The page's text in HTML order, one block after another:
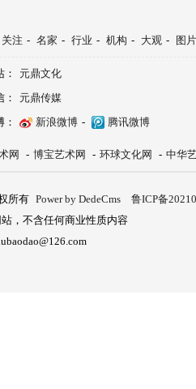
关注 - 名家 - 行业 - 机构 - 大观 - 图片
元鼎文化
元鼎传媒
新浪微博 - 腾讯微博
网 - 博宝艺术网 - 环球文化网 - 中华
所有 Power by DedeCms
鲁ICP备
，不含任何商业性质内容